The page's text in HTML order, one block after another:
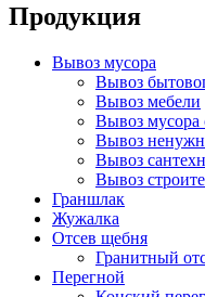
Продукция
Вывоз мусора
Вывоз
Вывоз мебели
Вывоз мусора
Вывоз
Вывоз
Вывоз
Граншлак
Жужалка
Отсев щебня
Гранитный
Перегной